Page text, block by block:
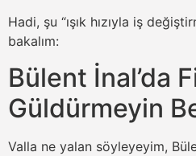
Hadi, şu “ışık hızıyla iş
bakalım:
Bülent İnal’da
Güldürmeyin
Valla ne yalan söyleyeyim,